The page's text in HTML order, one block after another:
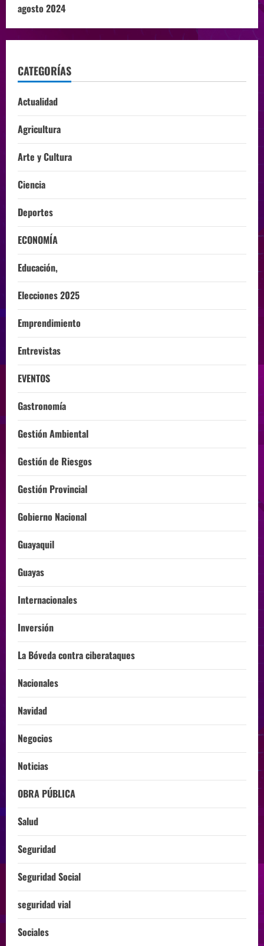
agosto 2024
CATEGORÍAS
Actualidad
Agricultura
Arte y Cultura
Ciencia
Deportes
ECONOMÍA
Educación,
Elecciones 2025
Emprendimiento
Entrevistas
EVENTOS
Gastronomía
Gestión Ambiental
Gestión de Riesgos
Gestión Provincial
Gobierno Nacional
Guayaquil
Guayas
Internacionales
Inversión
La Bóveda contra ciberataques
Nacionales
Navidad
Negocios
Noticias
OBRA PÚBLICA
Salud
Seguridad
Seguridad Social
seguridad vial
Sociales